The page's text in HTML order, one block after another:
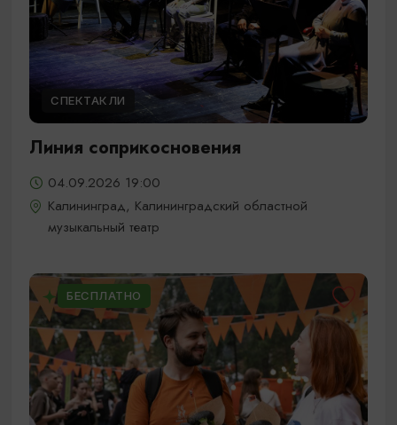
СПЕКТАКЛИ
Линия соприкосновения
04.09.2026 19:00
Калининград, Калининградский областной
музыкальный театр
БЕСПЛАТНО